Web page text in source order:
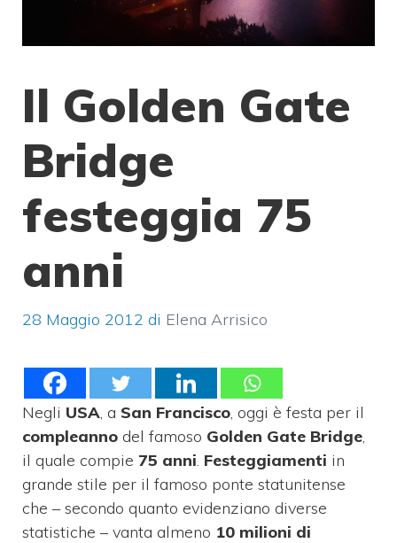
Il Golden Gate
Bridge
festeggia 75
anni
28 Maggio 2012 di Elena Arrisico
Negli USA, a San Francisco, oggi è festa per il
compleanno del famoso Golden Gate Bridge,
il quale compie 75 anni. Festeggiamenti in
grande stile per il famoso ponte statunitense
che – secondo quanto evidenziano diverse
statistiche – vanta almeno 10 milioni di